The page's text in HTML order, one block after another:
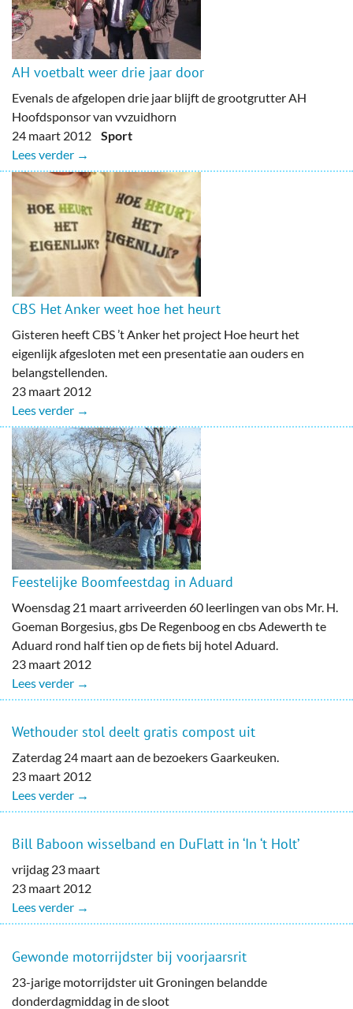
AH voetbalt weer drie jaar door
Evenals de afgelopen drie jaar blijft de grootgrutter AH
Hoofdsponsor van vvzuidhorn
24 maart 2012 Sport
Lees verder →
CBS Het Anker weet hoe het heurt
Gisteren heeft CBS ’t Anker het project Hoe heurt het
eigenlijk afgesloten met een presentatie aan ouders en
belangstellenden.
23 maart 2012
Lees verder →
Feestelijke Boomfeestdag in Aduard
Woensdag 21 maart arriveerden 60 leerlingen van obs Mr. H.
Goeman Borgesius, gbs De Regenboog en cbs Adewerth te
Aduard rond half tien op de fiets bij hotel Aduard.
23 maart 2012
Lees verder →
Wethouder stol deelt gratis compost uit
Zaterdag 24 maart aan de bezoekers Gaarkeuken.
23 maart 2012
Lees verder →
Bill Baboon wisselband en DuFlatt in ‘In ‘t Holt’
vrijdag 23 maart
23 maart 2012
Lees verder →
Gewonde motorrijdster bij voorjaarsrit
23-jarige motorrijdster uit Groningen belandde
donderdagmiddag in de sloot